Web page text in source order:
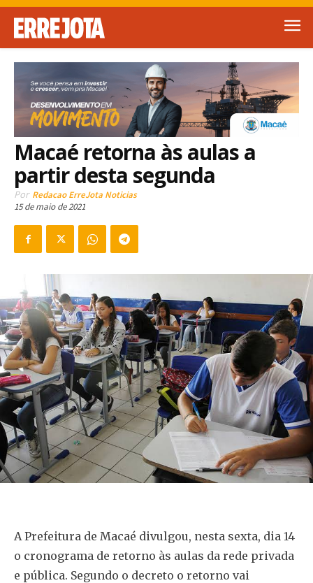
Macaé retorna às aulas a
partir desta segunda
Por Redacao ErreJota Noticias
15 de maio de 2021
A Prefeitura de Macaé divulgou, nesta sexta, dia 14
o cronograma de retorno às aulas da rede privada
e pública. Segundo o decreto o retorno vai